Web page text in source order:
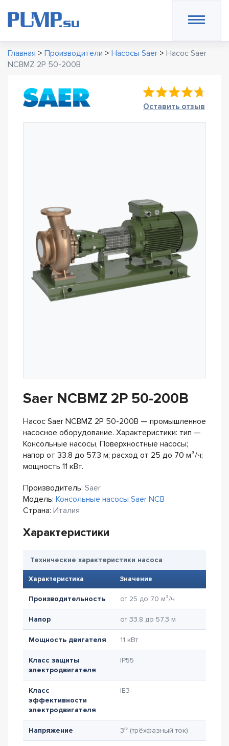
Главная > Производители > Насосы Saer > Насос Saer
NCBMZ 2P 50-200B
Оставить отзыв
Saer NCBMZ 2P 50-200B
Насос Saer NCBMZ 2P 50-200B — промышленное
насосное оборудование. Характеристики: тип —
Консольные насосы, Поверхностные насосы;
напор от 33.8 до 57.3 м; расход от 25 до 70 м³/ч;
мощность 11 кВт.
Производитель: Saer
Модель: Консольные насосы Saer NCB
Страна: Италия
Характеристики
Технические характеристики насоса
Характеристика Значение
Производительность от 25 до 70 м³/ч
Напор от 33.8 до 57.3 м
Мощность двигателя 11 кВт
Класс защиты
электродвигателя
IP55
Класс
эффективности
электродвигателя
IE3
Напряжение 3~ (трёхфазный ток)